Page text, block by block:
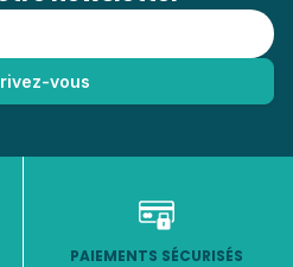
PAIEMENTS SÉCURISÉS